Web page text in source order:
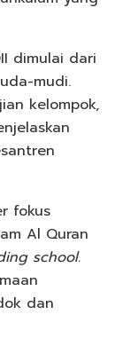
dimulai dari
mudi.
kelompok,
fokus
Al Quran
school.
dan